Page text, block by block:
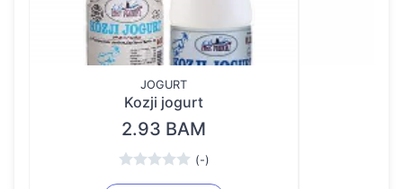
JOGURT
Kozji jogurt
2.93 BAM
(-)